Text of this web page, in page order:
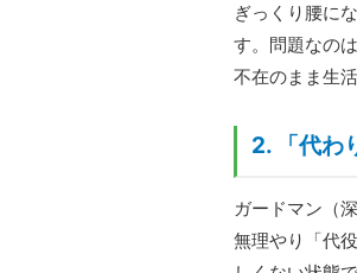
ぎっくり腰に
す。問題なのは
不在のまま生
2. 「代わ
ガードマン（
無理やり「代